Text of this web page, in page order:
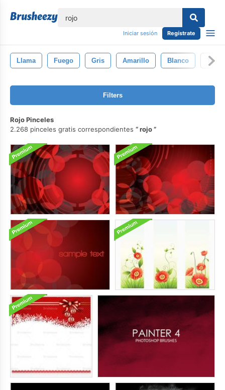
Iniciar sesión Regístrate
Llama Fuego Gris Amarillo Blanco
Filters
Rojo Pinceles
2.268 pinceles gratis correspondientes
rojo